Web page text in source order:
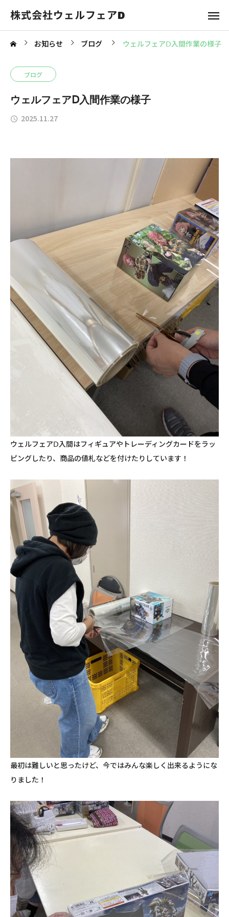
株式会社ウェルフェアD
お知らせ ブログ ウェルフェアⅮ入間作業の様子
ブログ
ウェルフェアⅮ入間作業の様子
2025.11.27
ウェルフェアⅮ入間はフィギュアやトレーディングカードをラッ
ピングしたり、商品の値札などを付けたりしています！
最初は難しいと思ったけど、今ではみんな楽しく出来るようにな
りました！